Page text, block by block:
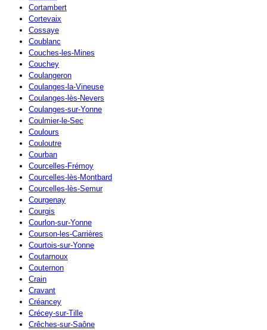
Cortambert
Cortevaix
Cossaye
Coublanc
Couches-les-Mines
Couchey
Coulangeron
Coulanges-la-Vineuse
Coulanges-lès-Nevers
Coulanges-sur-Yonne
Coulmier-le-Sec
Coulours
Couloutre
Courban
Courcelles-Frémoy
Courcelles-lès-Montbard
Courcelles-lès-Semur
Courgenay
Courgis
Courlon-sur-Yonne
Courson-les-Carrières
Courtois-sur-Yonne
Coutarnoux
Couternon
Crain
Cravant
Créancey
Crécey-sur-Tille
Crêches-sur-Saône